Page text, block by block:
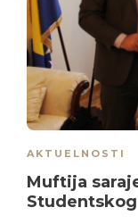
AKTUELNOSTI
Muftija